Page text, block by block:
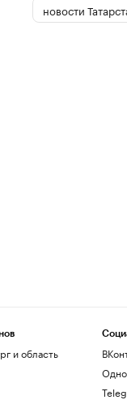
новости
и область